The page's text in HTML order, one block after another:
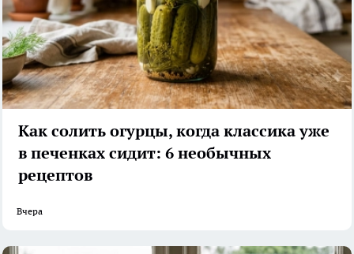
Как солить огурцы, когда классика уже
в печенках сидит: 6 необычных
рецептов
Вчера